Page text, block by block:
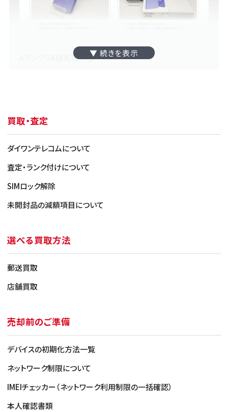
Aランク（ほぼ劣化なし）
み）
・目立たない傷やスレがある程度
・目立つ傷はごく一部のみ
買取・査定
ダイワンテレコムについて
査定・ランク付けについて
SIMロック解除
未開封品の減額項目について
選べる買取方法
郵送買取
店舗買取
売却前のご準備
デバイスの初期化方法一覧
ネットワーク制限について
IMEIチェッカー（ネットワーク利用制限の一括確認）
本人確認書類